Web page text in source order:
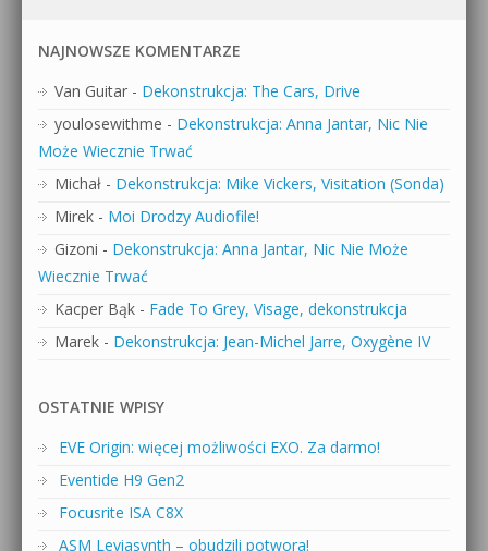
NAJNOWSZE KOMENTARZE
Van Guitar - Dekonstrukcja: The Cars, Drive
youlosewithme - Dekonstrukcja: Anna Jantar, Nic Nie
Może Wiecznie Trwać
Michał - Dekonstrukcja: Mike Vickers, Visitation (Sonda)
Mirek - Moi Drodzy Audiofile!
Gizoni - Dekonstrukcja: Anna Jantar, Nic Nie Może
Wiecznie Trwać
Kacper Bąk - Fade To Grey, Visage, dekonstrukcja
Marek - Dekonstrukcja: Jean-Michel Jarre, Oxygène IV
OSTATNIE WPISY
EVE Origin: więcej możliwości EXO. Za darmo!
Eventide H9 Gen2
Focusrite ISA C8X
ASM Leviasynth – obudzili potwora!